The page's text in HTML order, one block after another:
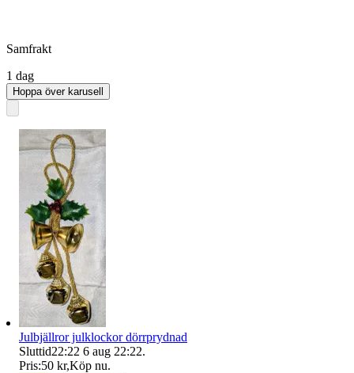
Samfrakt
1 dag
Hoppa över karusell
Julbjällror julklockor dörrprydnad
Sluttid22:22 6 aug 22:22.
Pris:50 kr,Köp nu.